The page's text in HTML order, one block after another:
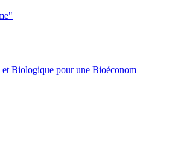
Biologique pour une Bioéconom